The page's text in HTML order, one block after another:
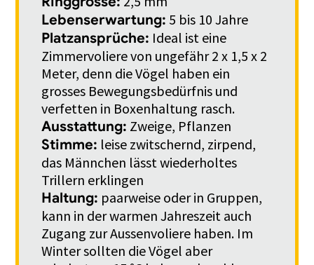
Lebenserwartung: 5 bis 10 Jahre
Platzansprüche: Ideal ist eine
Zimmervoliere von ungefähr 2 x 1,5 x 2
Meter, denn die Vögel haben ein
grosses Bewegungsbedürfnis und
verfetten in Boxenhaltung rasch.
Ausstattung: Zweige, Pflanzen
Stimme: leise zwitschernd, zirpend,
das Männchen lässt wiederholtes
Trillern erklingen
Haltung: paarweise oder in Gruppen,
kann in der warmen Jahreszeit auch
Zugang zur Aussenvoliere haben. Im
Winter sollten die Vögel aber